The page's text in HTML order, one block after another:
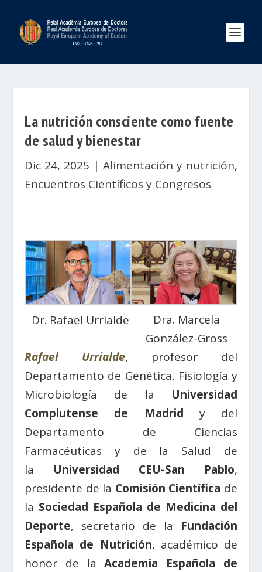
La nutrición consciente como fuente
de salud y bienestar
Dic 24, 2025 | Alimentación y nutrición,
Encuentros Científicos y Congresos
Dr. Rafael Urrialde
Dra. Marcela
González-Gross
Rafael Urrialde, profesor del
Departamento de Genética, Fisiología y
Microbiología de la Universidad
Complutense de Madrid y del
Departamento de Ciencias
Farmacéuticas y de la Salud de
la Universidad CEU-San Pablo,
presidente de la Comisión Científica de
la Sociedad Española de Medicina del
Deporte, secretario de la Fundación
Española de Nutrición, académico de
honor de laAcademia Española de